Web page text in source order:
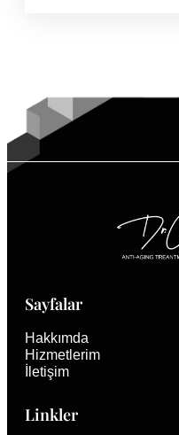
Sayfalar
Hakkımda
Hizmetlerim
İletişim
Linkler